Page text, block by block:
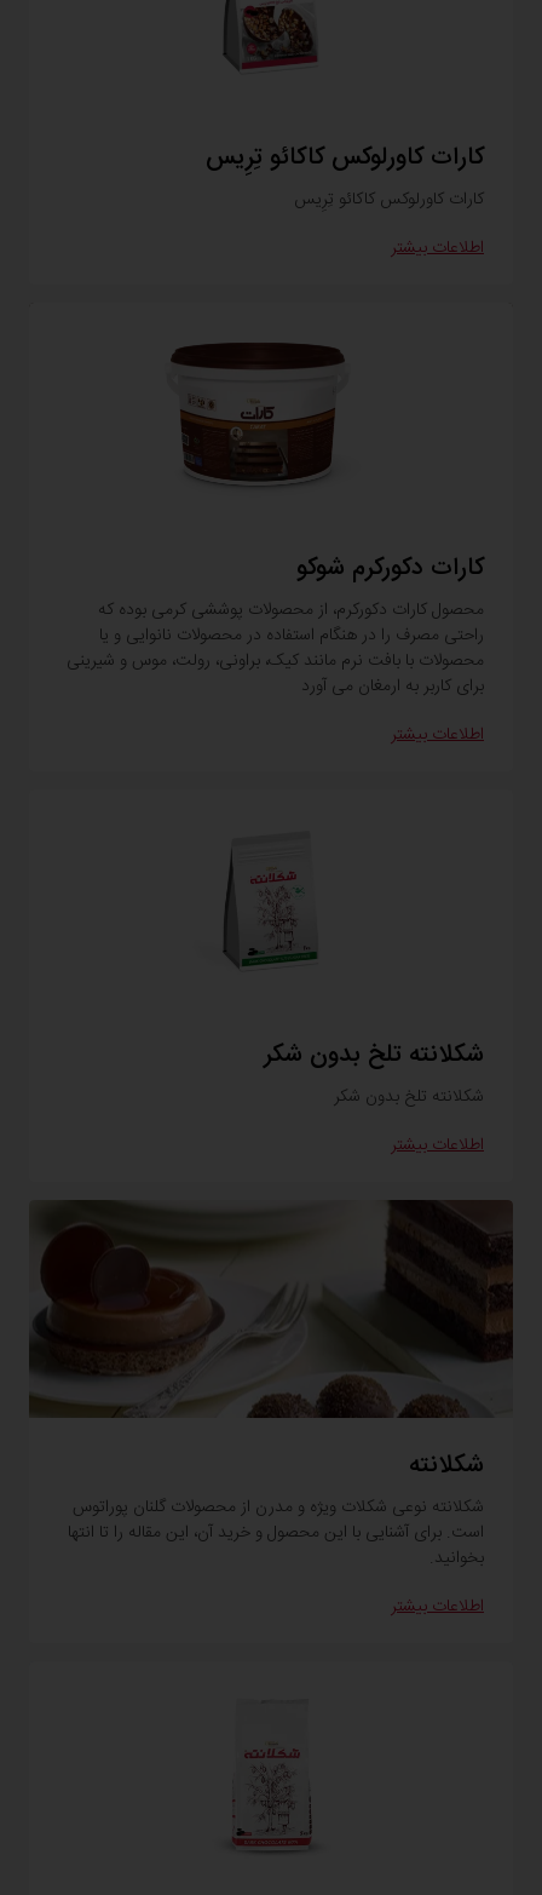
کارات کاورلوکس کاکائو تِرِيس
کارات کاورلوکس کاکائو تِرِيس
اطلاعات بیشتر
کارات دکورکرم شوکو
محصول کارات دکورکرم، از محصولات پوششی کرمی بوده که
راحتی مصرف را در هنگام استفاده در محصولات نانوایی و یا
محصولات با بافت نرم مانند کیک، براونی، رولت، موس و شیرینی
برای کاربر به ارمغان می آورد
اطلاعات بیشتر
شکلانته تلخ بدون شکر
شکلانته تلخ بدون شکر
اطلاعات بیشتر
شکلانته
شکلانته نوعی شکلات ویژه و مدرن از محصولات گلنان پوراتوس
است. برای آشنایی با این محصول و خرید آن، این مقاله را تا انتها
بخوانید.
اطلاعات بیشتر